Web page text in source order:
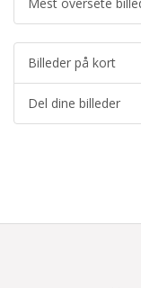
Billeder på kort
Del dine billeder